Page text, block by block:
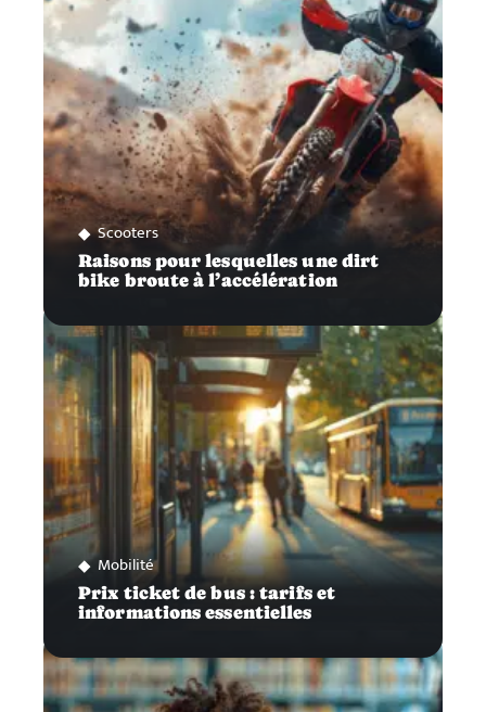
Scooters
Raisons pour lesquelles une dirt
bike broute à l’accélération
Mobilité
Prix ticket de bus : tarifs et
informations essentielles